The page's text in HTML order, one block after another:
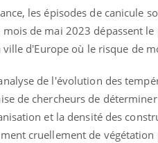
les épisodes de canicule
mois de mai 2023 dépassent
ville d'Europe où le risque de
de l'évolution des
de chercheurs de
et la densité des
cruellement de